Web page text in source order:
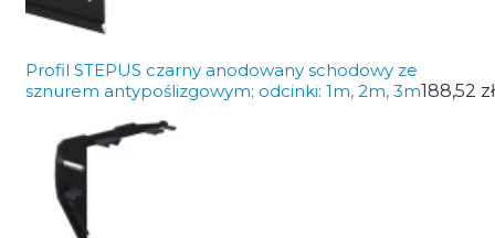
Profil STEPUS czarny anodowany schodowy ze
sznurem antypoślizgowym; odcinki: 1m, 2m, 3m188,52 zł